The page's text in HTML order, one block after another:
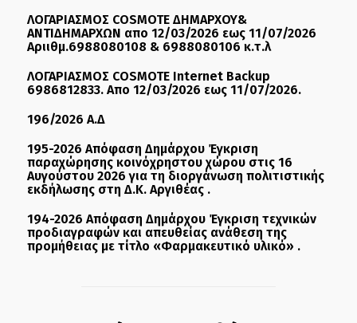
ΛΟΓΑΡΙΑΣΜΟΣ COSMOTE ΔΗΜΑΡΧΟΥ&
ΑΝΤΙΔΗΜΑΡΧΩΝ απο 12/03/2026 εως 11/07/2026
Αριιθμ.6988080108 & 6988080106 κ.τ.λ
ΛΟΓΑΡΙΑΣΜΟΣ COSMOTE Internet Backup
6986812833. Απο 12/03/2026 εως 11/07/2026.
196/2026 Α.Δ
195-2026 Απόφαση Δημάρχου Έγκριση
παραχώρησης κοινόχρηστου χώρου στις 16
Αυγούστου 2026 για τη διοργάνωση πολιτιστικής
εκδήλωσης στη Δ.Κ. Αργιθέας .
194-2026 Απόφαση Δημάρχου Έγκριση τεχνικών
προδιαγραφών και απευθείας ανάθεση της
προμήθειας με τίτλο «Φαρμακευτικό υλικό» .